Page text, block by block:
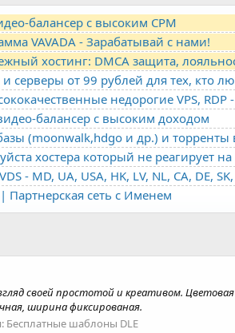
балансер с высоким CPM
VAVADA - Зарабатывай с нами!
хостинг: DMCA защита,
недорогие VPS,
балансер с высоким доходом
(moonwalk,hdgo и др.) и торренты
хостера который не реагирует
Партнерская сеть с Именем
своей простотой и креативом.
ширина фиксированая.
Бесплатные шаблоны DLE